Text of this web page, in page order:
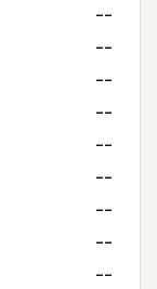
--
--
--
--
--
--
--
--
--